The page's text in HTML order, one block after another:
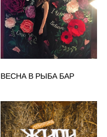
ВЕСНА В РЫБА БАР